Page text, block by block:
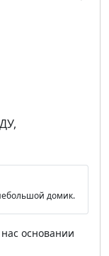
домик.
основании